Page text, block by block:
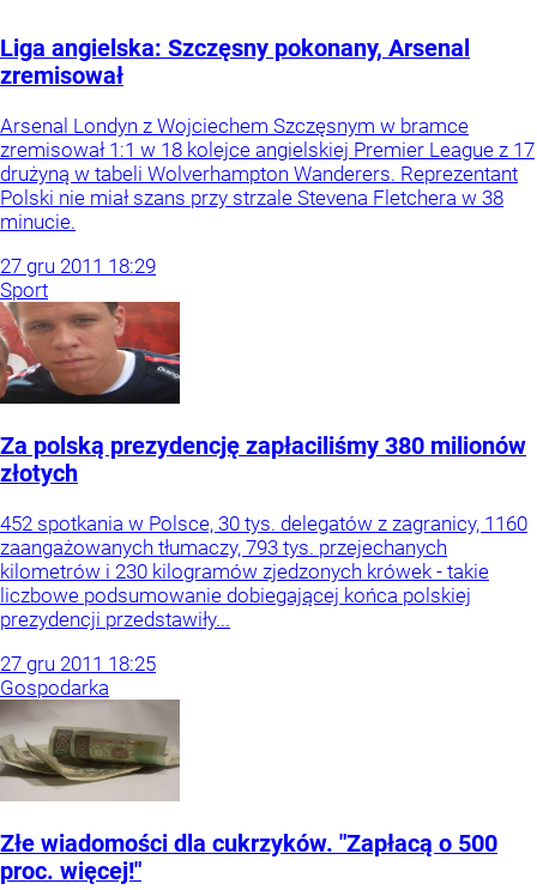
Liga angielska: Szczęsny pokonany, Arsenal
zremisował
Arsenal Londyn z Wojciechem Szczęsnym w bramce
zremisował 1:1 w 18 kolejce angielskiej Premier League z 17
drużyną w tabeli Wolverhampton Wanderers. Reprezentant
Polski nie miał szans przy strzale Stevena Fletchera w 38
minucie.
27 gru 2011 18:29
Sport
Za polską prezydencję zapłaciliśmy 380 milionów
złotych
452 spotkania w Polsce, 30 tys. delegatów z zagranicy, 1160
zaangażowanych tłumaczy, 793 tys. przejechanych
kilometrów i 230 kilogramów zjedzonych krówek - takie
liczbowe podsumowanie dobiegającej końca polskiej
prezydencji przedstawiły...
27 gru 2011 18:25
Gospodarka
Złe wiadomości dla cukrzyków. "Zapłacą o 500
proc. więcej!"